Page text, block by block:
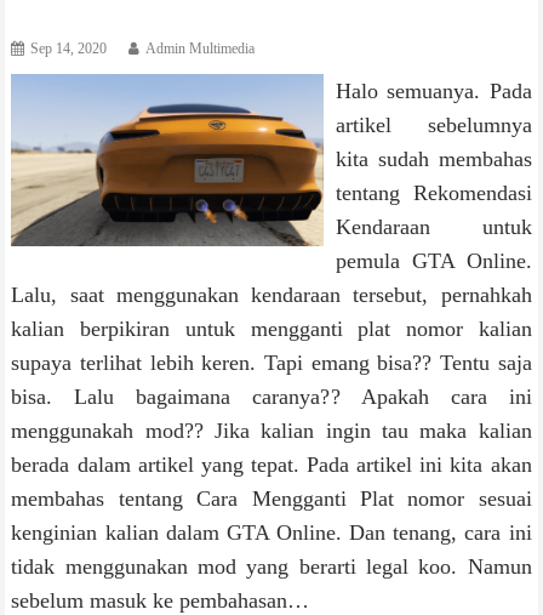
Sep 14, 2020 Admin Multimedia
Halo semuanya. Pada
artikel sebelumnya
kita sudah membahas
tentang Rekomendasi
Kendaraan untuk
pemula GTA Online.
Lalu, saat menggunakan kendaraan tersebut, pernahkah
kalian berpikiran untuk mengganti plat nomor kalian
supaya terlihat lebih keren. Tapi emang bisa?? Tentu saja
bisa. Lalu bagaimana caranya?? Apakah cara ini
menggunakah mod?? Jika kalian ingin tau maka kalian
berada dalam artikel yang tepat. Pada artikel ini kita akan
membahas tentang Cara Mengganti Plat nomor sesuai
kenginian kalian dalam GTA Online. Dan tenang, cara ini
tidak menggunakan mod yang berarti legal koo. Namun
sebelum masuk ke pembahasan…